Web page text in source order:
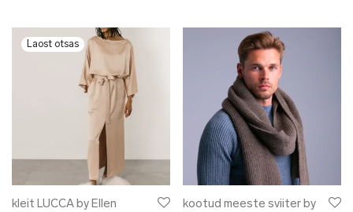
kleit LUCCA by Ellen
kootud meeste sviiter by